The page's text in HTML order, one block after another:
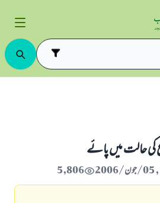
كى حالت ميں پائے
5,806